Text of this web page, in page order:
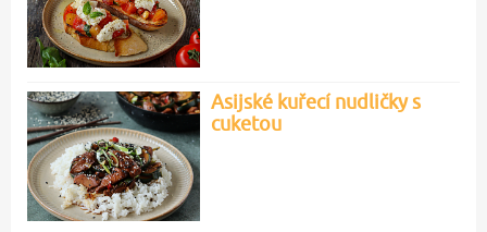
Asijské kuřecí nudličky s
cuketou